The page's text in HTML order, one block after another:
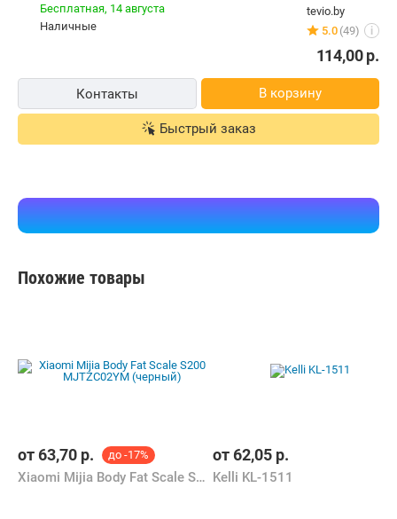
tevio.by
5.0 (49) i
Бесплатная, 14 августа
наличные
114,00р.
Контакты В корзину
Быстрый заказ
Похожие товары
от63,70 р. до -17%
Xiaomi Mijia Body Fat Scale S200 MJTZC02YM (черный)
от62,05 р.
Kelli KL-1511